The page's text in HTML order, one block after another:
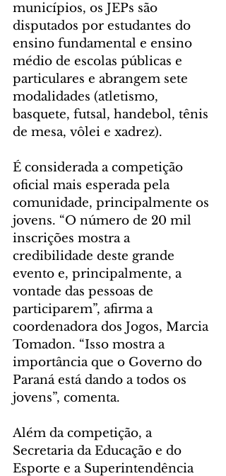
municípios, os JEPs são
disputados por estudantes do
ensino fundamental e ensino
médio de escolas públicas e
particulares e abrangem sete
modalidades (atletismo,
basquete, futsal, handebol, tênis
de mesa, vôlei e xadrez).
É considerada a competição
oficial mais esperada pela
comunidade, principalmente os
jovens. “O número de 20 mil
inscrições mostra a
credibilidade deste grande
evento e, principalmente, a
vontade das pessoas de
participarem”, afirma a
coordenadora dos Jogos, Marcia
Tomadon. “Isso mostra a
importância que o Governo do
Paraná está dando a todos os
jovens”, comenta.
Além da competição, a
Secretaria da Educação e do
Esporte e a Superintendência